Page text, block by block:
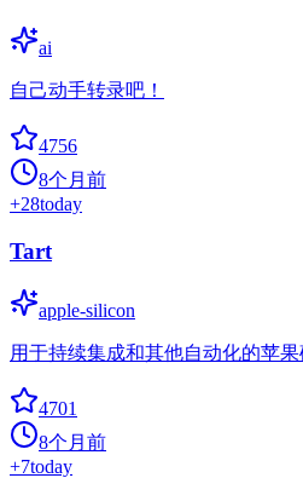
ai
自己动手转录吧！
4756
8个月前
+28today
Tart
apple-silicon
用于持续集成和其他自动化的苹
4701
8个月前
+7today